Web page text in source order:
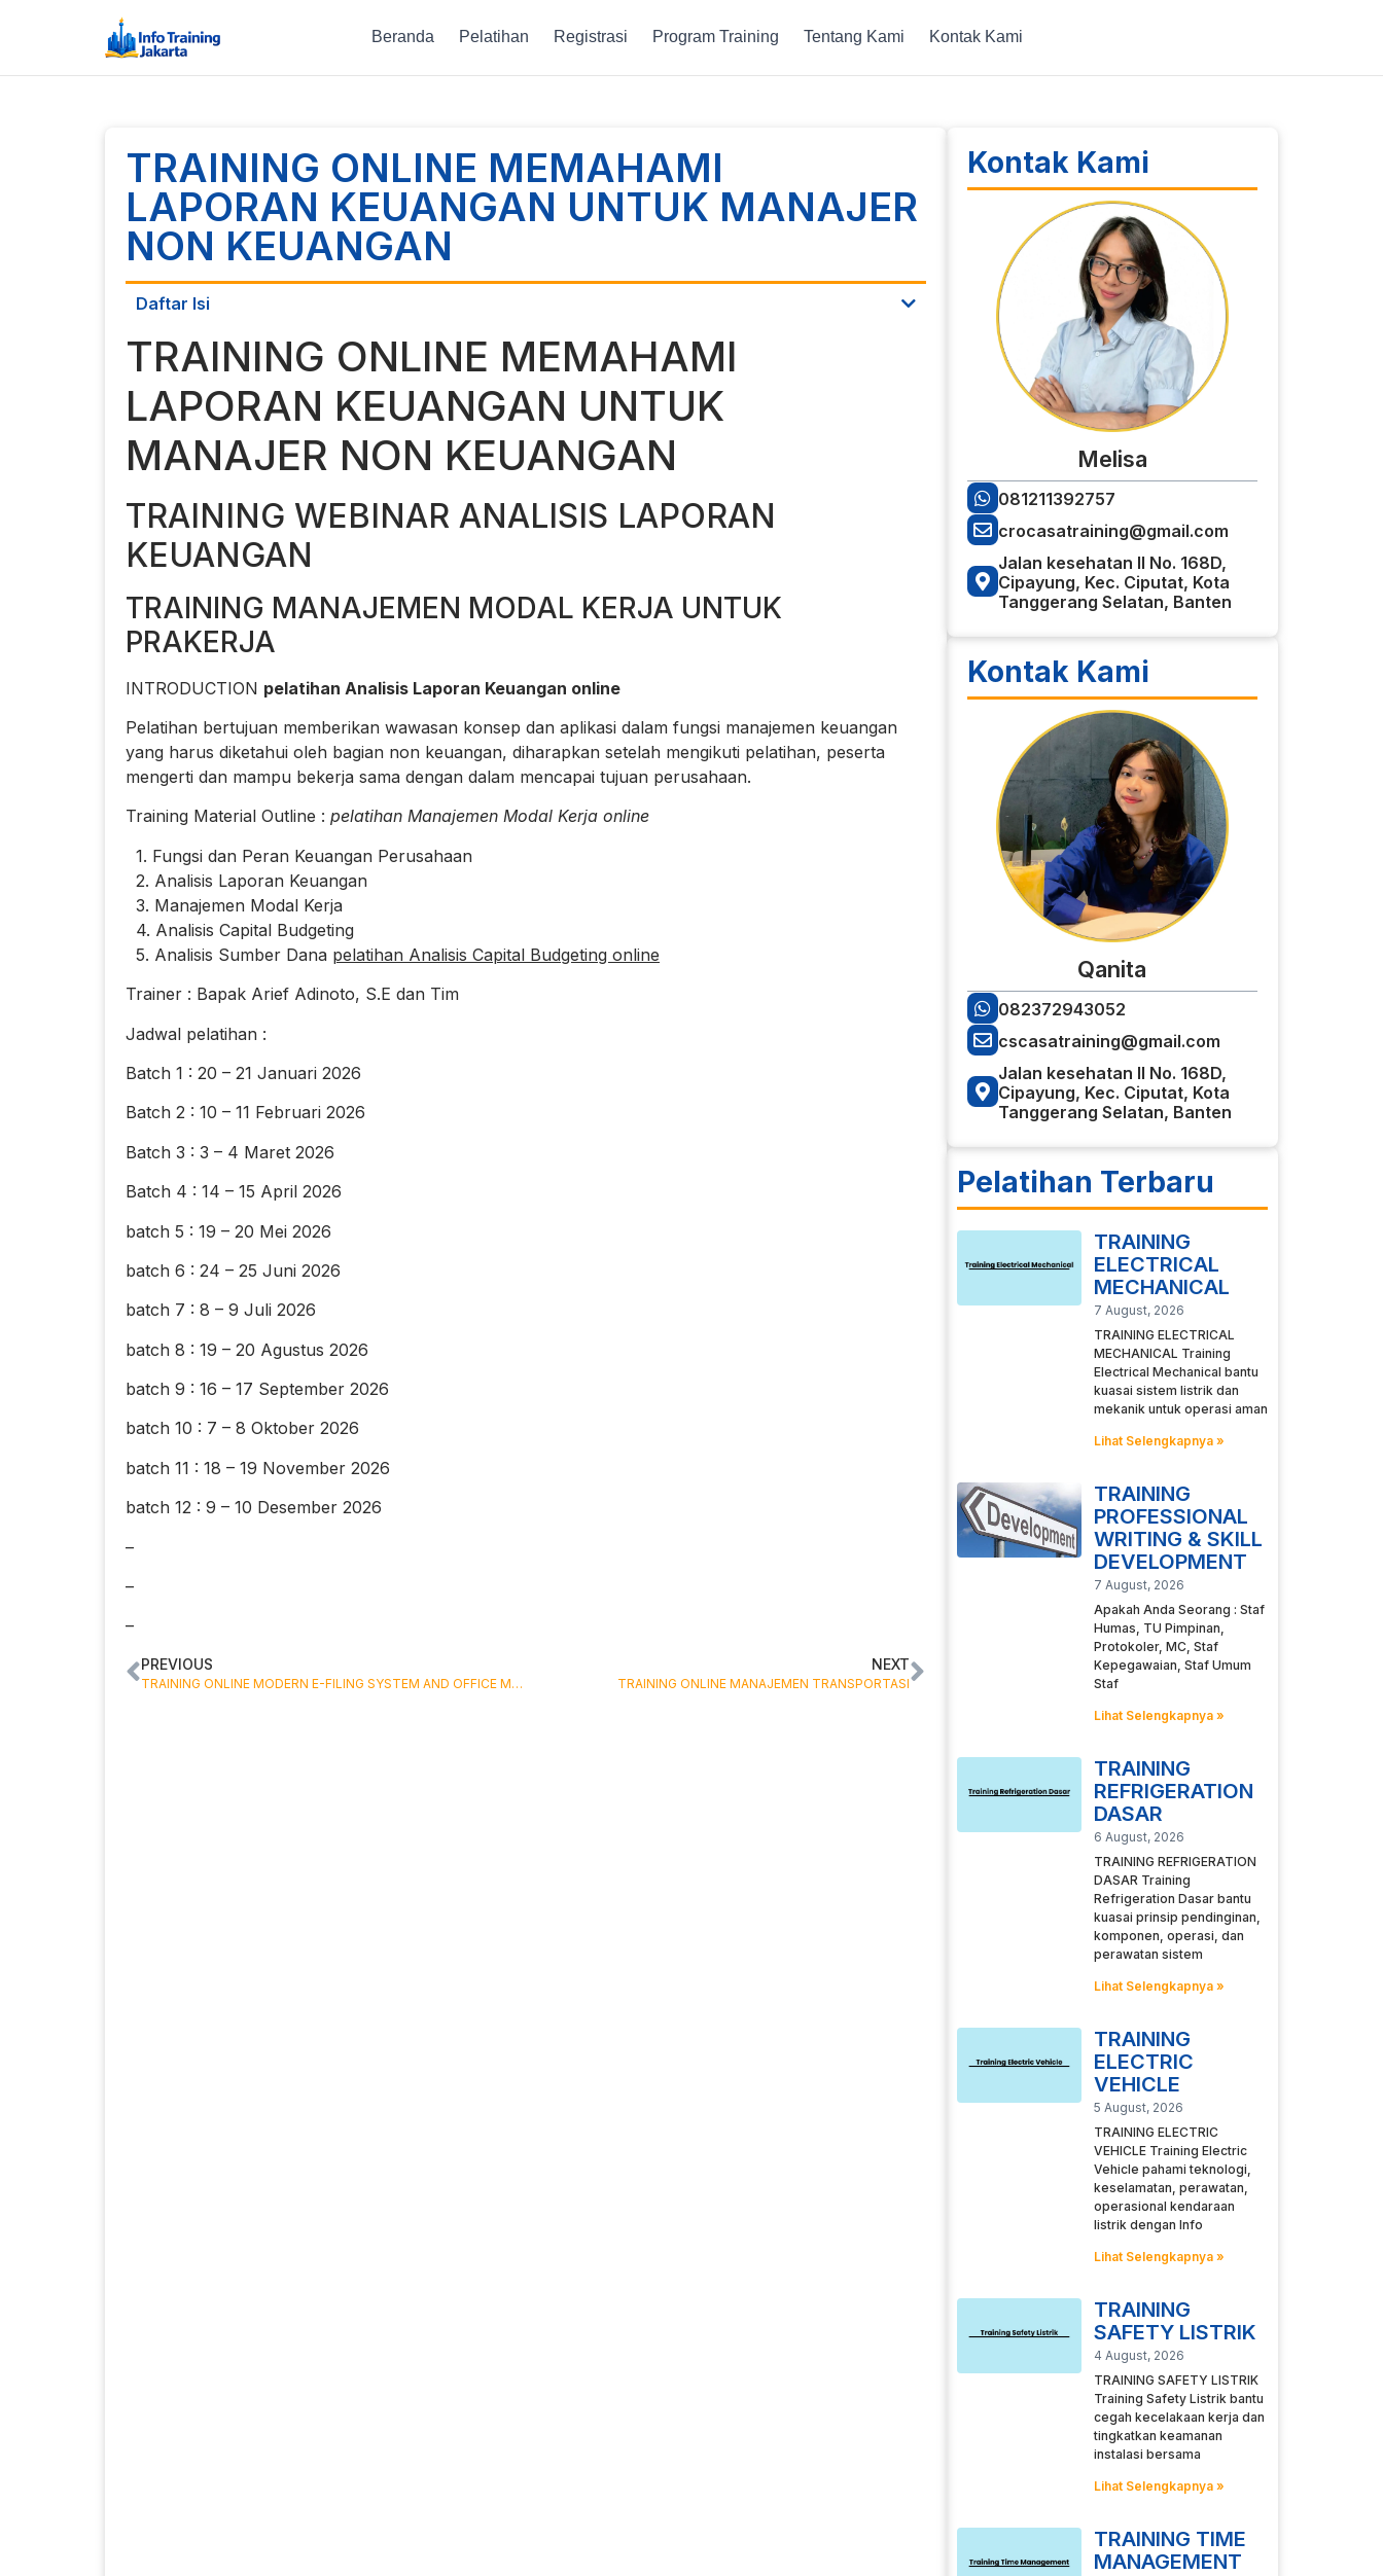
Beranda Pelatihan Registrasi Program Training Tentang Kami Kontak Kami
TRAINING ONLINE MEMAHAMI
LAPORAN KEUANGAN UNTUK MANAJER
NON KEUANGAN
Daftar Isi
TRAINING ONLINE MEMAHAMI
LAPORAN KEUANGAN UNTUK
MANAJER NON KEUANGAN
TRAINING WEBINAR ANALISIS LAPORAN
KEUANGAN
TRAINING MANAJEMEN MODAL KERJA UNTUK
PRAKERJA
INTRODUCTION pelatihan Analisis Laporan Keuangan online
Pelatihan bertujuan memberikan wawasan konsep dan aplikasi dalam fungsi manajemen keuangan
yang harus diketahui oleh bagian non keuangan, diharapkan setelah mengikuti pelatihan, peserta
mengerti dan mampu bekerja sama dengan dalam mencapai tujuan perusahaan.
Training Material Outline : pelatihan Manajemen Modal Kerja online
1. Fungsi dan Peran Keuangan Perusahaan
2. Analisis Laporan Keuangan
3. Manajemen Modal Kerja
4. Analisis Capital Budgeting
5. Analisis Sumber Dana pelatihan Analisis Capital Budgeting online
Trainer : Bapak Arief Adinoto, S.E dan Tim
Jadwal pelatihan :
Batch 1 : 20 – 21 Januari 2026
Batch 2 : 10 – 11 Februari 2026
Batch 3 : 3 – 4 Maret 2026
Batch 4 : 14 – 15 April 2026
batch 5 : 19 – 20 Mei 2026
batch 6 : 24 – 25 Juni 2026
batch 7 : 8 – 9 Juli 2026
batch 8 : 19 – 20 Agustus 2026
batch 9 : 16 – 17 September 2026
batch 10 : 7 – 8 Oktober 2026
batch 11 : 18 – 19 November 2026
batch 12 : 9 – 10 Desember 2026
–
–
–
PREVIOUS
TRAINING ONLINE MODERN E-FILING SYSTEM AND OFFICE MANAGEMENT
NEXT
TRAINING ONLINE MANAJEMEN TRANSPORTASI
Kontak Kami
Melisa
081211392757
crocasatraining@gmail.com
Jalan kesehatan II No. 168D,
Cipayung, Kec. Ciputat, Kota
Tanggerang Selatan, Banten
Kontak Kami
Qanita
082372943052
cscasatraining@gmail.com
Jalan kesehatan II No. 168D,
Cipayung, Kec. Ciputat, Kota
Tanggerang Selatan, Banten
Pelatihan Terbaru
TRAINING
ELECTRICAL
MECHANICAL
7 August, 2026
TRAINING ELECTRICAL
MECHANICAL Training
Electrical Mechanical bantu
kuasai sistem listrik dan
mekanik untuk operasi aman
Lihat Selengkapnya »
TRAINING
PROFESSIONAL
WRITING & SKILL
DEVELOPMENT
7 August, 2026
Apakah Anda Seorang : Staf
Humas, TU Pimpinan,
Protokoler, MC, Staf
Kepegawaian, Staf Umum
Staf
Lihat Selengkapnya »
TRAINING
REFRIGERATION
DASAR
6 August, 2026
TRAINING REFRIGERATION
DASAR Training
Refrigeration Dasar bantu
kuasai prinsip pendinginan,
komponen, operasi, dan
perawatan sistem
Lihat Selengkapnya »
TRAINING
ELECTRIC
VEHICLE
5 August, 2026
TRAINING ELECTRIC
VEHICLE Training Electric
Vehicle pahami teknologi,
keselamatan, perawatan,
operasional kendaraan
listrik dengan Info
Lihat Selengkapnya »
TRAINING
SAFETY LISTRIK
4 August, 2026
TRAINING SAFETY LISTRIK
Training Safety Listrik bantu
cegah kecelakaan kerja dan
tingkatkan keamanan
instalasi bersama
Lihat Selengkapnya »
TRAINING TIME
MANAGEMENT